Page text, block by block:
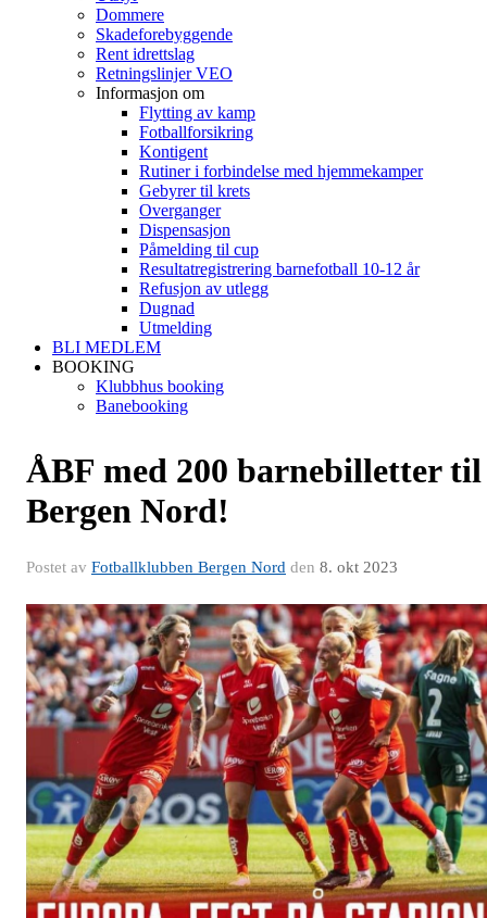
Dommere
Skadeforebyggende
Rent idrettslag
Retningslinjer VEO
Informasjon om
Flytting av kamp
Fotballforsikring
Kontigent
Rutiner i forbindelse med hjemmekamper
Gebyrer til krets
Overganger
Dispensasjon
Påmelding til cup
Resultatregistrering barnefotball 10-12 år
Refusjon av utlegg
Dugnad
Utmelding
BLI MEDLEM
BOOKING
Klubbhus booking
Banebooking
ÅBF med 200 barnebilletter til
Bergen Nord!
Postet av Fotballklubben Bergen Nord den 8. okt 2023